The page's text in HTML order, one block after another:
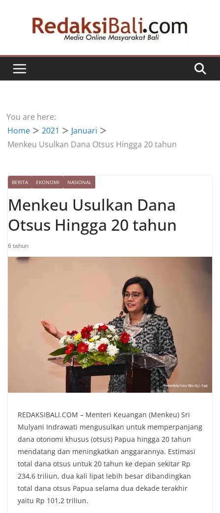
You are here:
Home
2021
Januari
Menkeu Usulkan Dana Otsus Hingga 20 tahun
BERITA EKONOMI NASIONAL
Menkeu Usulkan Dana
Otsus Hingga 20 tahun
6 tahun
REDAKSIBALI.COM – Menteri Keuangan (Menkeu) Sri
Mulyani Indrawati mengusulkan untuk memperpanjang
dana otonomi khusus (otsus) Papua hingga 20 tahun
mendatang dan meningkatkan anggarannya. Estimasi
total dana otsus untuk 20 tahun ke depan sekitar Rp
234,6 triliun, dua kali lipat lebih besar dibandingkan
total dana otsus Papua selama dua dekade terakhir
yaitu Rp 101,2 triliun.